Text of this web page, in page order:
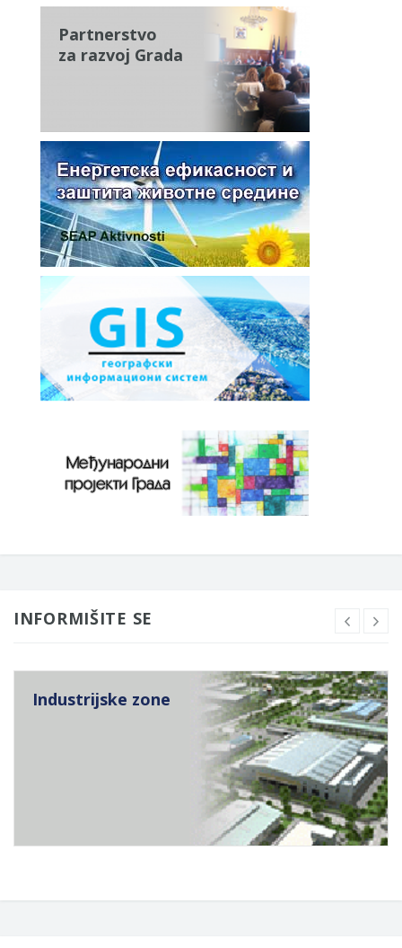
Partnerstvo
za razvoj Grada
INFORMIŠITE SE
Industrijske zone